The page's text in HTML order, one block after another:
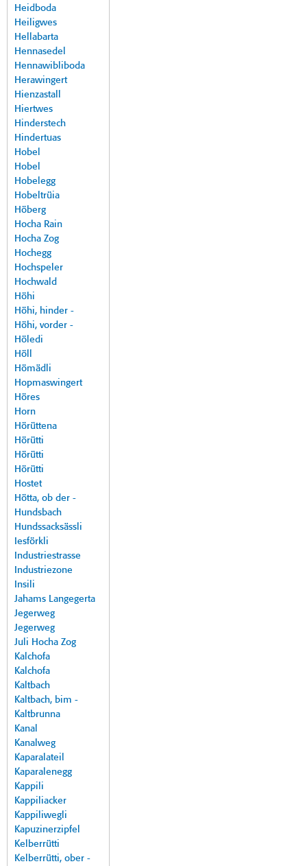
Heidboda
Heiligwes
Hellabarta
Hennasedel
Hennawibliboda
Herawingert
Hienzastall
Hiertwes
Hinderstech
Hindertuas
Hobel
Hobel
Hobelegg
Hobeltrüia
Höberg
Hocha Rain
Hocha Zog
Hochegg
Hochspeler
Hochwald
Höhi
Höhi, hinder -
Höhi, vorder -
Höledi
Höll
Hömädli
Hopmaswingert
Höres
Horn
Hörüttena
Hörütti
Hörütti
Hörütti
Hostet
Hötta, ob der -
Hundsbach
Hundssacksässli
Iesförkli
Industriestrasse
Industriezone
Insili
Jahams Langegerta
Jegerweg
Jegerweg
Juli Hocha Zog
Kalchofa
Kalchofa
Kaltbach
Kaltbach, bim -
Kaltbrunna
Kanal
Kanalweg
Kaparalateil
Kaparalenegg
Kappili
Kappiliacker
Kappiliwegli
Kapuzinerzipfel
Kelberrütti
Kelberrütti, ober -